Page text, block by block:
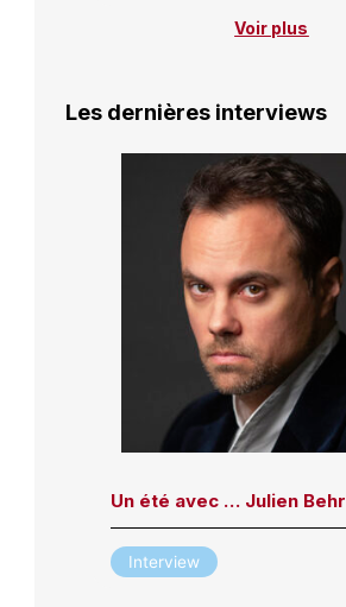
Voir plus
Les dernières interviews
Un été avec … Julien Behr
Interview